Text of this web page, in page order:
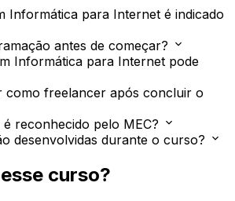
Informática para Internet é indicado
antes de começar?
Informática para Internet pode
como freelancer após concluir o
reconhecido pelo MEC?
desenvolvidas durante o curso?
curso?